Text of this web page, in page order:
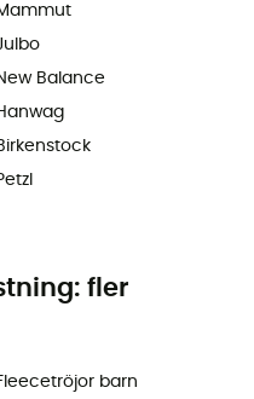
Balance
fler
barn